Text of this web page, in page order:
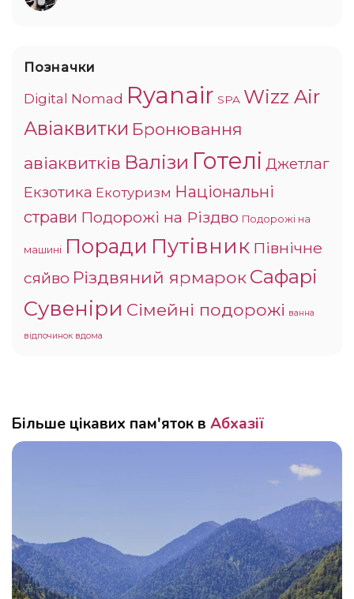
Позначки
Digital Nomad Ryanair SPA Wizz Air
Авіаквитки Бронювання
авіаквитків Валізи Готелі Джетлаг
Екзотика Екотуризм Національні
страви Подорожі на Різдво Подорожі на
машині Поради Путівник Північне
сяйво Різдвяний ярмарокСафарі
Сувеніри Сімейні подорожі ванна
відпочинок вдома
Більше цікавих пам'яток в Абхазії